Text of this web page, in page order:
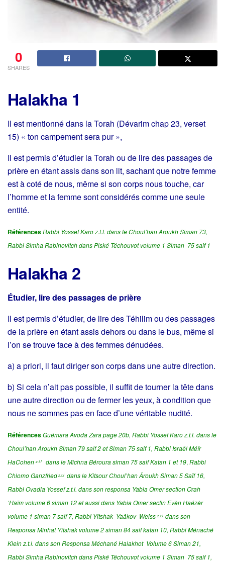
0
SHARES
Halakha 1
Il est mentionné dans la Torah (Dévarim chap 23, verset
15) « ton campement sera pur »,
Il est permis d’étudier la Torah ou de lire des passages de
prière en étant assis dans son lit, sachant que notre femme
est à coté de nous, même si son corps nous touche, car
l’homme et la femme sont considérés comme une seule
entité.
RéférencesRabbi Yossef Karo z.t.l. dans le Choul’han Aroukh Siman 73,
Rabbi Simha Rabinovitch dansPiské Téchouvot volume 1 Siman 75 saif 1
Halakha 2
Étudier, lire des passages de prière
Il est permis d’étudier, de lire des Téhilim ou des passages
de la prière en étant assis dehors ou dans le bus, même si
l’on se trouve face à des femmes dénudées.
a) a priori, il faut diriger son corps dans une autre direction.
b) Si cela n’ait pas possible, il suffit de tourner la tête dans
une autre direction ou de fermer les yeux, à condition que
nous ne sommes pas en face d’une véritable nudité.
RéférencesGuémara Avoda Zara page 20b, Rabbi Yossef Karo z.t.l. dans le
Choul’han Aroukh Siman 79 saif 2 et Siman 75 saif 1, Rabbi Israël Méïr
HaCohen z.t.l dans leMichna Béroura siman 75 saif Katan 1 et 19,Rabbi
Chlomo Ganzfried z.t.l dans le Kitsour Choul’han Âroukh Siman 5 Saïf 16,
Rabbi Ovadia Yossef z.t.l. dans son responsa Yabia Omer section Orah
‘Haïm volume 6 siman 12 et aussi dans Yabia Omer sectin Evèn Haézèr
volume 1 siman 7 saif 7, Rabbi Yitshak Yaâkov Weiss z.t.l. dans son
ResponsaMinhatYitshak volume 2 siman 84 saif katan 10, Rabbi Ménaché
Klein z.t.l. dans son Responsa Méchané Halakhot Volume 6 Siman 21,
Rabbi Simha Rabinovitch dansPiské Téchouvot volume 1 Siman 75 saif 1,